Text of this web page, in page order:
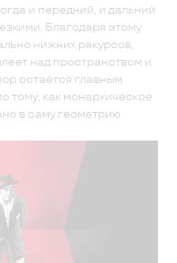
и передний, и дальний
Благодаря этому
нижних ракурсов,
над пространством и
остаётся главным
тому, как монархическое
в саму геометрию